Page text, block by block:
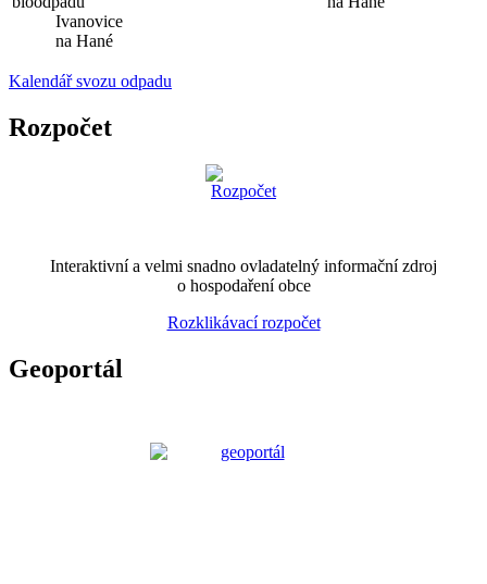
Ivanovice
na Hané
Kalendář svozu odpadu
Rozpočet
Interaktivní a velmi snadno ovladatelný informační zdroj
o hospodaření obce
Rozklikávací rozpočet
Geoportál